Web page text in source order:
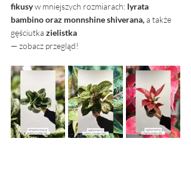
fikusy w mniejszych rozmiarach: lyrata
bambino oraz monnshine shiverana, a także
gęściutka zielistka
— zobacz przegląd!